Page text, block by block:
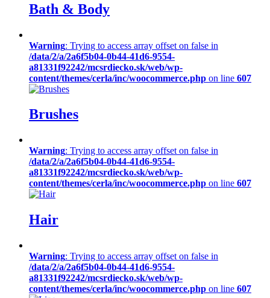
Bath & Body
Warning: Trying to access array offset on false in
/data/2/a/2a6f5b04-0b44-41d6-9554-
a81331f92242/mcsrdiecko.sk/web/wp-
content/themes/cerla/inc/woocommerce.php on line 607
Brushes
Warning: Trying to access array offset on false in
/data/2/a/2a6f5b04-0b44-41d6-9554-
a81331f92242/mcsrdiecko.sk/web/wp-
content/themes/cerla/inc/woocommerce.php on line 607
Hair
Warning: Trying to access array offset on false in
/data/2/a/2a6f5b04-0b44-41d6-9554-
a81331f92242/mcsrdiecko.sk/web/wp-
content/themes/cerla/inc/woocommerce.php on line 607